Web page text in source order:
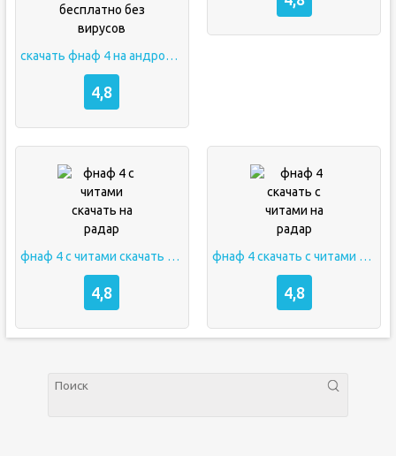
скачать фнаф 4 на андроид с читами на радар полную версию бесплатно без вирусов
4,8
фнаф 4 с читами скачать на радар
4,8
фнаф 4 скачать с читами на радар
4,8